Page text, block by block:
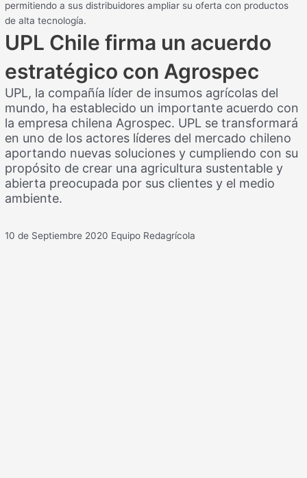
permitiendo a sus distribuidores ampliar su oferta con productos
de alta tecnología.
UPL Chile firma un acuerdo
estratégico con Agrospec
UPL, la compañía líder de insumos agrícolas del
mundo, ha establecido un importante acuerdo con
la empresa chilena Agrospec. UPL se transformará
en uno de los actores líderes del mercado chileno
aportando nuevas soluciones y cumpliendo con su
propósito de crear una agricultura sustentable y
abierta preocupada por sus clientes y el medio
ambiente.
10 de Septiembre 2020 Equipo Redagrícola